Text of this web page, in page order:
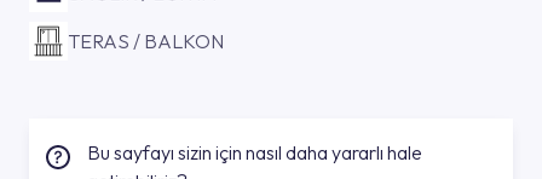
TERAS / BALKON
Bu sayfayı sizin için nasıl daha yararlı hale